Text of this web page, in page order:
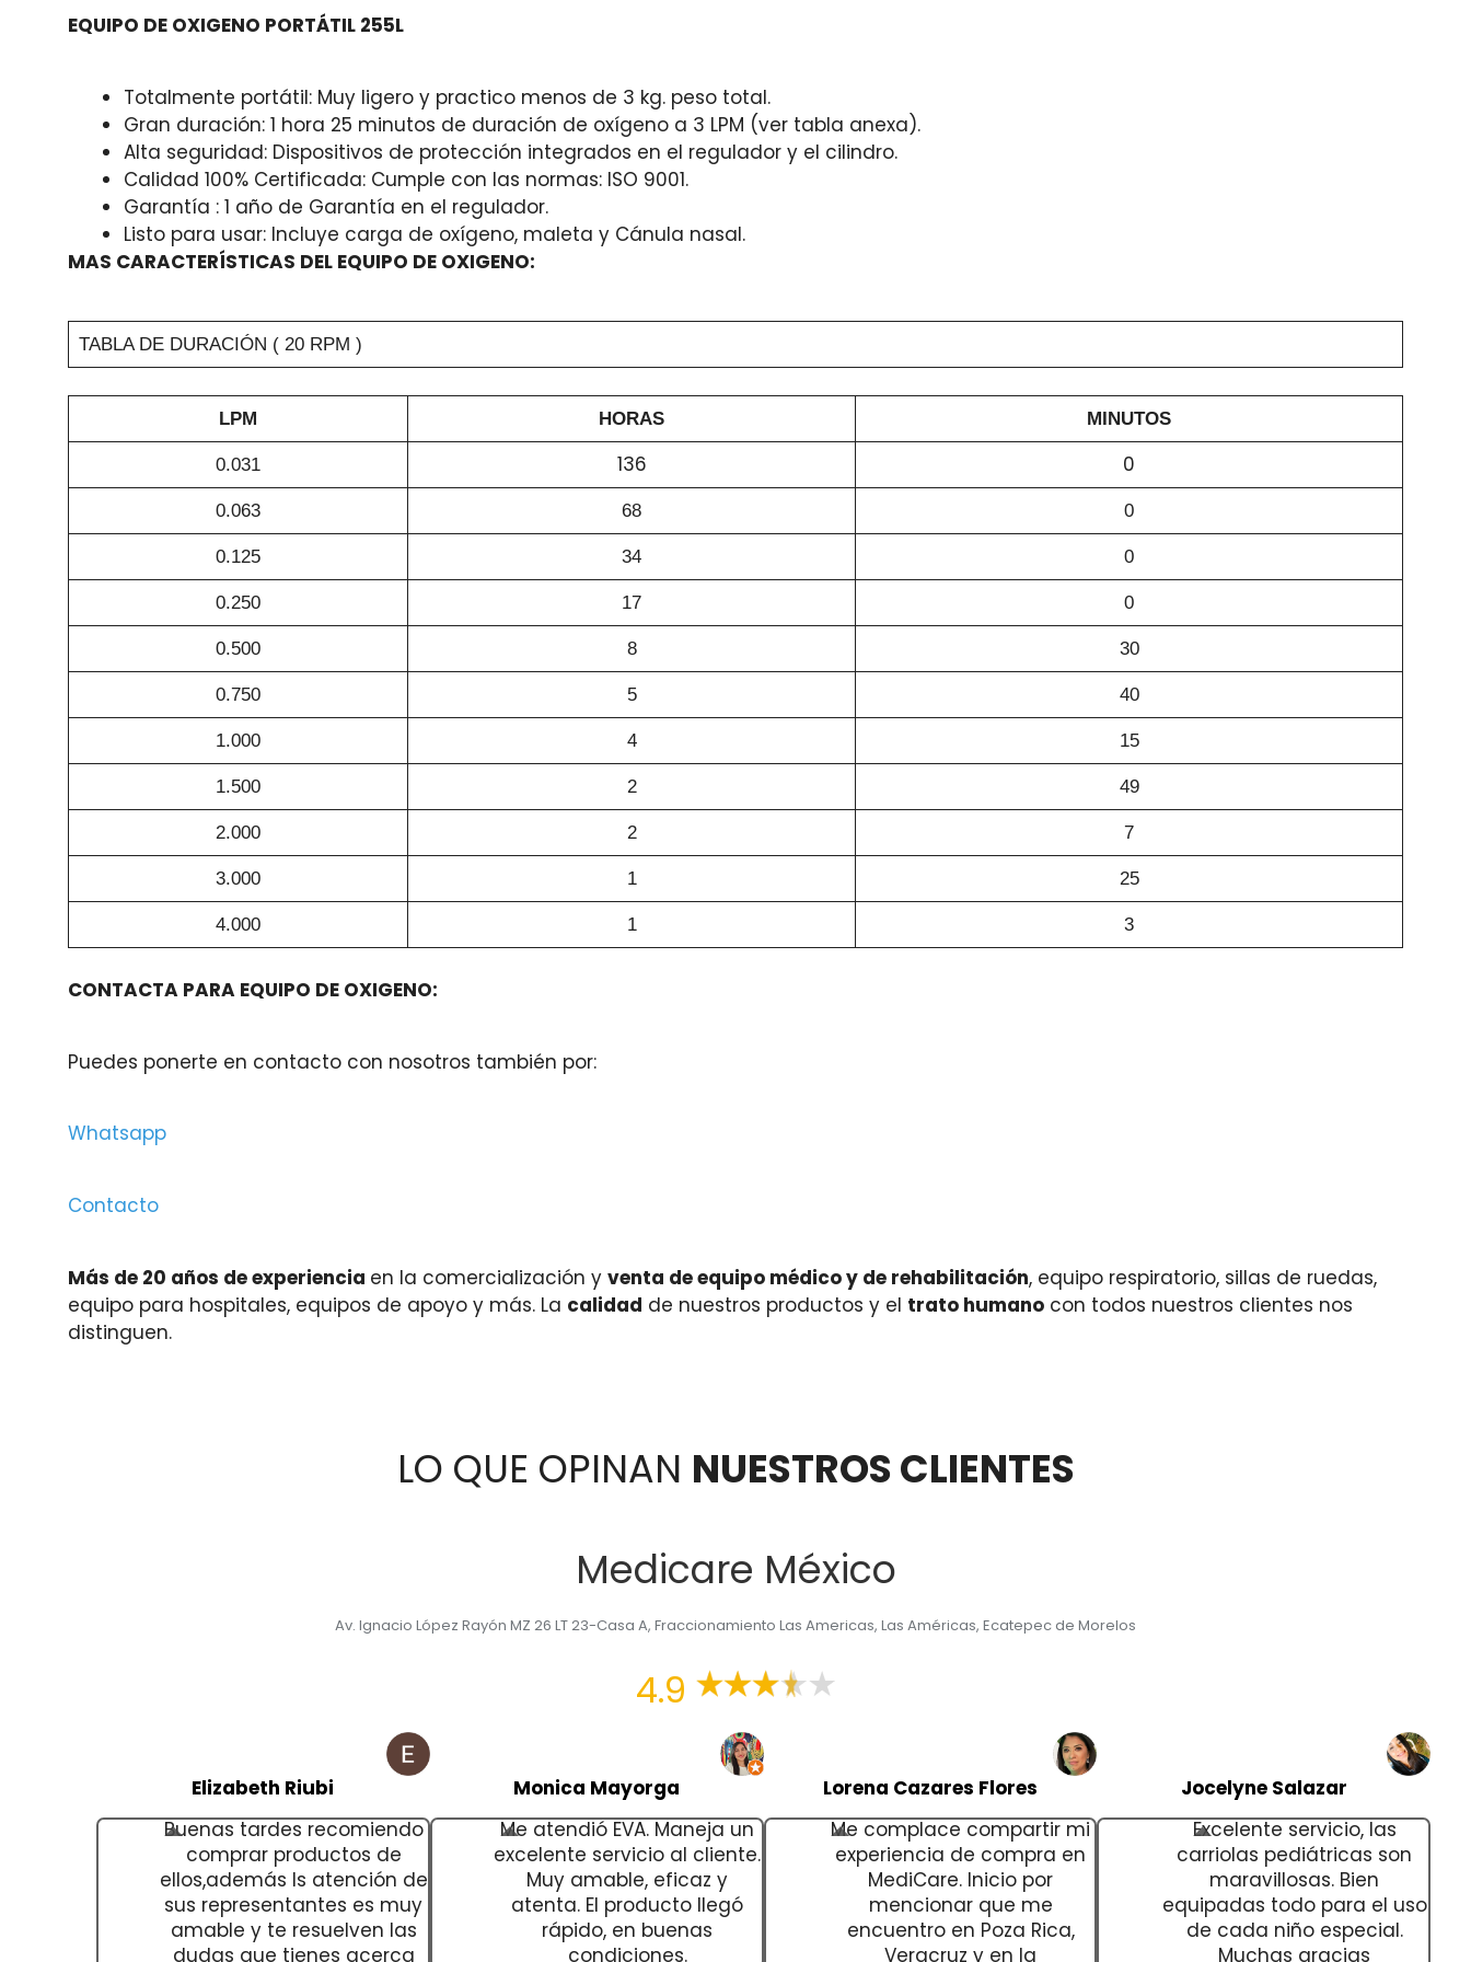
EQUIPO DE OXIGENO PORTÁTIL 255L
Totalmente portátil: Muy ligero y practico menos de 3 kg. peso total.
Gran duración: 1 hora 25 minutos de duración de oxígeno a 3 LPM (ver tabla anexa).
Alta seguridad: Dispositivos de protección integrados en el regulador y el cilindro.
Calidad 100% Certificada: Cumple con las normas: ISO 9001.
Garantía : 1 año de Garantía en el regulador.
Listo para usar: Incluye carga de oxígeno, maleta y Cánula nasal.
MAS CARACTERÍSTICAS DEL EQUIPO DE OXIGENO:
TABLA DE DURACIÓN ( 20 RPM )
LPM HORAS MINUTOS
0.031 136 0
0.063 68 0
0.125 34 0
0.250 17 0
0.500 8 30
0.750 5 40
1.000 4 15
1.500 2 49
2.000 2 7
3.000 1 25
4.000 1 3
CONTACTA PARA EQUIPO DE OXIGENO:
Puedes ponerte en contacto con nosotros también por:
Whatsapp
Contacto
Más de 20 años de experiencia en la comercialización y venta de equipo médico y de rehabilitación, equipo respiratorio, sillas de ruedas,
equipo para hospitales, equipos de apoyo y más. La calidad de nuestros productos y el trato humano con todos nuestros clientes nos
distinguen.
LO QUE OPINAN NUESTROS CLIENTES
Medicare México
Av. Ignacio López Rayón MZ 26 LT 23-Casa A, Fraccionamiento Las Americas, Las Américas, Ecatepec de Morelos
4.9
Elizabeth Riubi
Buenas tardes recomiendo
comprar productos de
ellos,además ls atención de
sus representantes es muy
amable y te resuelven las
dudas que tienes acerca
Monica Mayorga
Me atendió EVA. Maneja un
excelente servicio al cliente.
Muy amable, eficaz y
atenta. El producto llegó
rápido, en buenas
condiciones.
Lorena Cazares Flores
Me complace compartir mi
experiencia de compra en
MediCare. Inicio por
mencionar que me
encuentro en Poza Rica,
Veracruz y en la
Jocelyne Salazar
Excelente servicio, las
carriolas pediátricas son
maravillosas. Bien
equipadas todo para el uso
de cada niño especial.
Muchas gracias